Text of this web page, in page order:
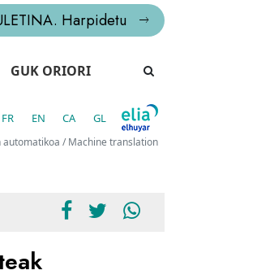
Harpidetu
GUK ORIORI
FR EN CA GL
automatikoa / Machine translation